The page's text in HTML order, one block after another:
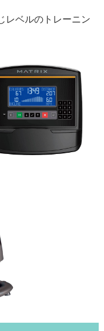
レベルのトレーニン